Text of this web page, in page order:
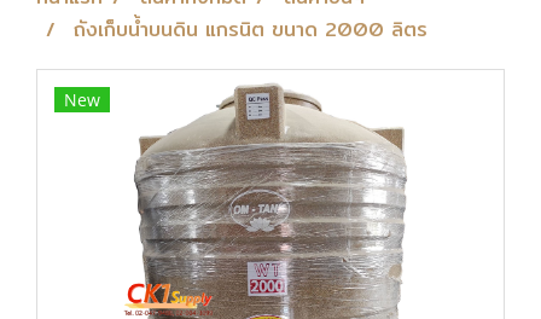
ถังเก็บน้ำบนดิน แกรนิต ขนาด 2000 ลิตร
New